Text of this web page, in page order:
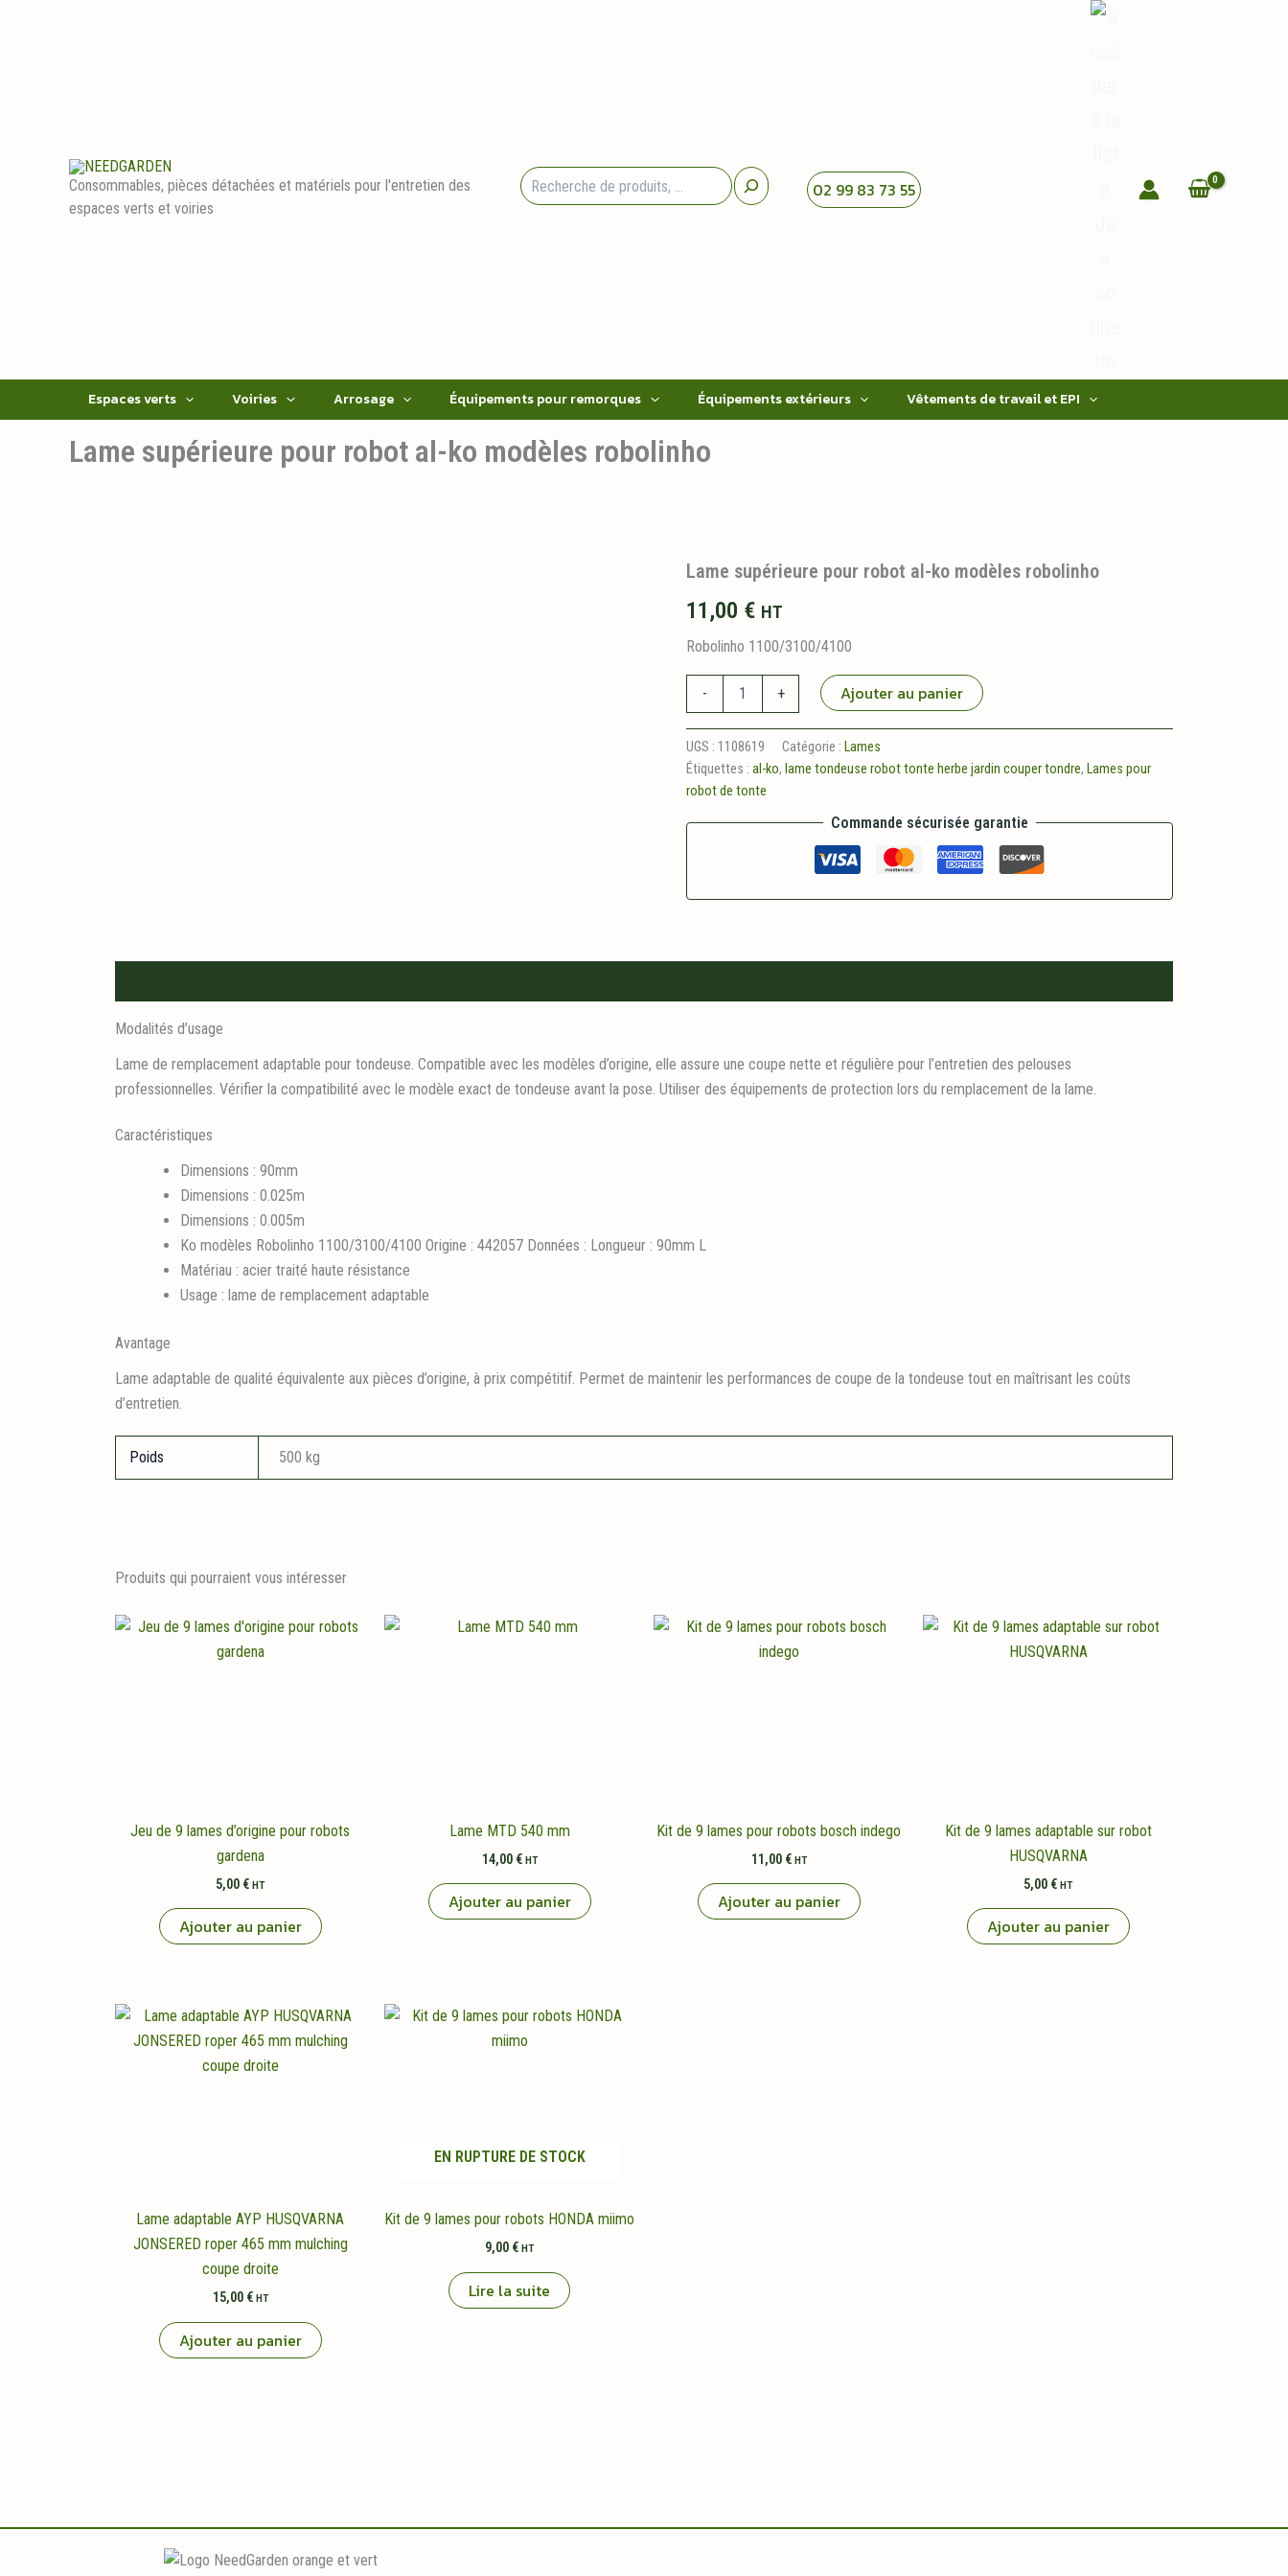
Consommables, pièces détachées et matériels pour l'entretien des
espaces verts et voiries
02 99 83 73 55
Espaces verts Voiries Arrosage Équipements pour remorques Équipements extérieurs Vêtements de travail et EPI
Lame supérieure pour robot al-ko modèles robolinho
Lame supérieure pour robot al-ko modèles robolinho
11,00 € HT
Robolinho 1100/3100/4100
-
supérieure
pour
robot
al-
+ Ajouter au panier
UGS : 1108619 Catégorie : Lames
Étiquettes :al-ko, lame tondeuse robot tonte herbe jardin couper tondre, Lames pour
robot de tonte
Commande sécurisée garantie
Modalités d’usage
Lame de remplacement adaptable pour tondeuse. Compatible avec les modèles d’origine, elle assure une coupe nette et régulière pour l’entretien des pelouses
professionnelles. Vérifier la compatibilité avec le modèle exact de tondeuse avant la pose. Utiliser des équipements de protection lors du remplacement de la lame.
Caractéristiques
Dimensions : 90mm
Dimensions : 0.025m
Dimensions : 0.005m
Ko modèles Robolinho 1100/3100/4100 Origine : 442057 Données : Longueur : 90mm L
Matériau : acier traité haute résistance
Usage : lame de remplacement adaptable
Avantage
Lame adaptable de qualité équivalente aux pièces d’origine, à prix compétitif. Permet de maintenir les performances de coupe de la tondeuse tout en maîtrisant les coûts
d’entretien.
Poids 500 kg
Produits qui pourraient vous intéresser
Jeu de 9 lames d’origine pour robots
gardena
5,00 € HT
Ajouter au panier
Lame MTD 540 mm
14,00 € HT
Ajouter au panier
Kit de 9 lames pour robots bosch indego
11,00 € HT
Ajouter au panier
Kit de 9 lames adaptable sur robot
HUSQVARNA
5,00 € HT
Ajouter au panier
Lame adaptable AYP HUSQVARNA
JONSERED roper 465 mm mulching
coupe droite
15,00 € HT
Ajouter au panier
EN RUPTURE DE STOCK
Kit de 9 lames pour robots HONDA miimo
9,00 € HT
Lire la suite